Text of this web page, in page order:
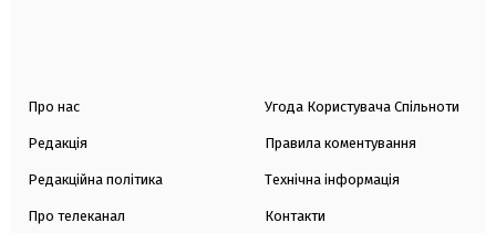
Про нас
Редакція
Редакційна політика
Про телеканал
Угода Користувача Спільноти
Правила коментування
Технічна інформація
Контакти